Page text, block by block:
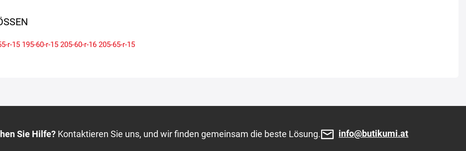
r-15 195-60-r-15 205-60-r-16 205-65-r-15
Sie Hilfe? Kontaktieren Sie uns, und wir finden gemeinsam die beste Lösung. info@butikumi.at